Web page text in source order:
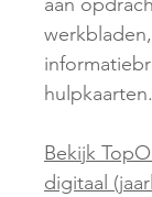
hulpkaarten.
Bekijk
digitaal